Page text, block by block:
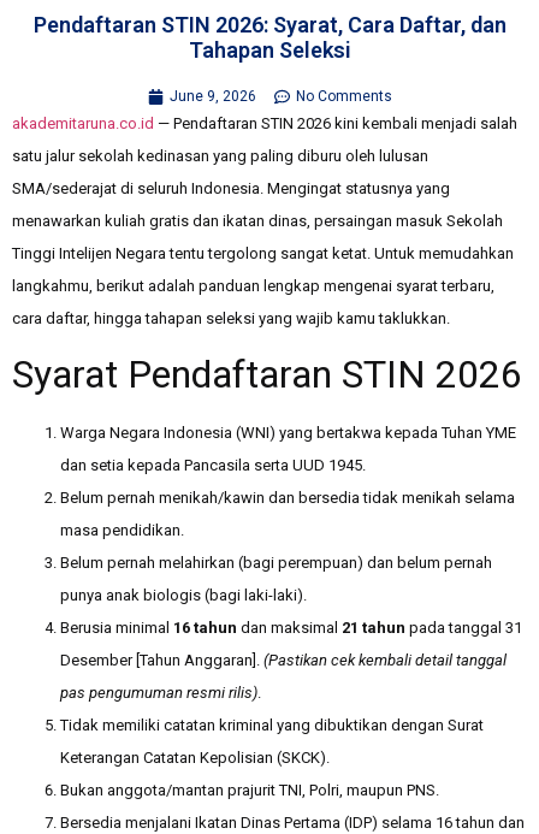
Pendaftaran STIN 2026: Syarat, Cara Daftar, dan
Tahapan Seleksi
June 9, 2026 No Comments
akademitaruna.co.id — Pendaftaran STIN 2026 kini kembali menjadi salah
satu jalur sekolah kedinasan yang paling diburu oleh lulusan
SMA/sederajat di seluruh Indonesia. Mengingat statusnya yang
menawarkan kuliah gratis dan ikatan dinas, persaingan masuk Sekolah
Tinggi Intelijen Negara tentu tergolong sangat ketat. Untuk memudahkan
langkahmu, berikut adalah panduan lengkap mengenai syarat terbaru,
cara daftar, hingga tahapan seleksi yang wajib kamu taklukkan.
Syarat Pendaftaran STIN 2026
Warga Negara Indonesia (WNI) yang bertakwa kepada Tuhan YME
dan setia kepada Pancasila serta UUD 1945.
Belum pernah menikah/kawin dan bersedia tidak menikah selama
masa pendidikan.
Belum pernah melahirkan (bagi perempuan) dan belum pernah
punya anak biologis (bagi laki-laki).
Berusia minimal 16 tahun dan maksimal 21 tahun pada tanggal 31
Desember [Tahun Anggaran]. (Pastikan cek kembali detail tanggal
pas pengumuman resmi rilis).
Tidak memiliki catatan kriminal yang dibuktikan dengan Surat
Keterangan Catatan Kepolisian (SKCK).
Bukan anggota/mantan prajurit TNI, Polri, maupun PNS.
Bersedia menjalani Ikatan Dinas Pertama (IDP) selama 16 tahun dan